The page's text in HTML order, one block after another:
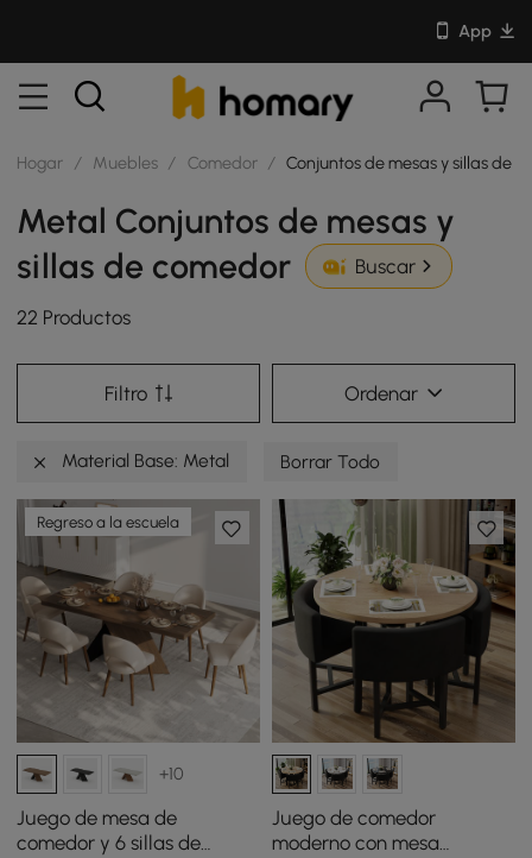
App
Hogar / Muebles / Comedor / Conjuntos de mesas y sillas de
Metal Conjuntos de mesas y
sillas de comedor
Buscar
22 Productos
Filtro Ordenar
Material Base: Metal Borrar Todo
Regreso a la escuela
+10
Juego de mesa de
comedor y 6 sillas de
Juego de comedor
moderno con mesa